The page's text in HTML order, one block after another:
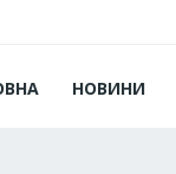
НОВИНИ